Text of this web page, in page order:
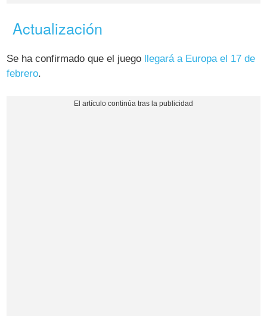
Actualización
Se ha confirmado que el juego
llegará a Europa el 17 de
febrero.